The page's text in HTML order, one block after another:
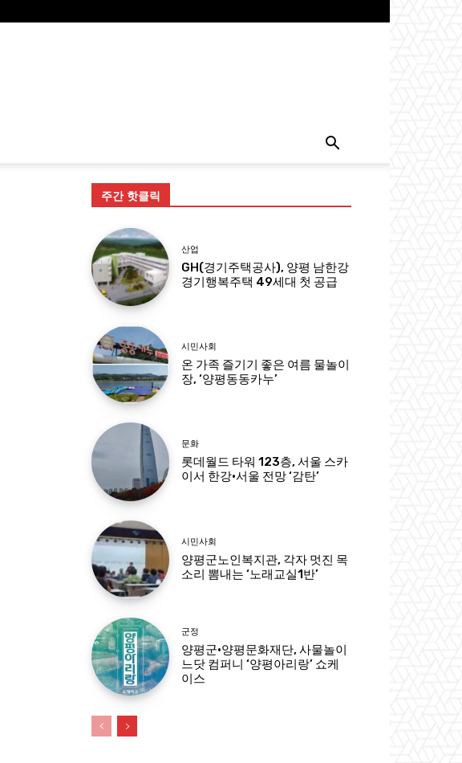
주간 핫클릭
산업
GH(경기주택공사), 양평 남한강
경기행복주택 49세대 첫 공급
시민사회
온 가족 즐기기 좋은 여름 물놀이
장, ‘양평동동카누’
문화
롯데월드 타워 123층, 서울 스카
이서 한강·서울 전망 ‘감탄’
시민사회
양평군노인복지관, 각자 멋진 목
소리 뽐내는 ‘노래교실1반’
군정
양평군·양평문화재단, 사물놀이
느닷 컴퍼니 ‘양평아리랑’ 쇼케
이스